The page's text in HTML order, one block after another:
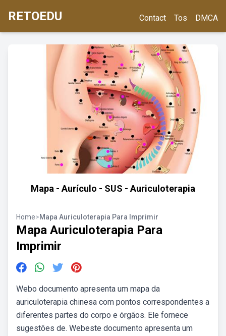
RETOEDU Contact Tos DMCA
Mapa - Aurículo - SUS - Auriculoterapia
Home>Mapa Auriculoterapia Para Imprimir
Mapa Auriculoterapia Para
Imprimir
Webo documento apresenta um mapa da
auriculoterapia chinesa com pontos correspondentes a
diferentes partes do corpo e órgãos. Ele fornece
sugestões de. Webeste documento apresenta um